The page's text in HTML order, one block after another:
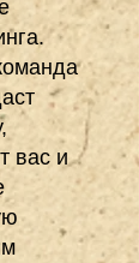
вас и